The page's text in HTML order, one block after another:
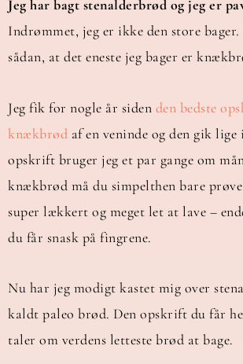
Jeg har bagt stenalderbrød og jeg er
Indrømmet, jeg er ikke den store
sådan, at det eneste jeg bager er
Jeg fik for nogle år siden den bedste
knækbrød af en veninde og den gik
opskrift bruger jeg et par gange om
knækbrød må du simpelthen bare prøve
super lækkert og meget let at lave –
du får snask på fingrene.
Nu har jeg modigt kastet mig over
kaldt paleo brød. Den opskrift du får
taler om verdens letteste brød at bage.